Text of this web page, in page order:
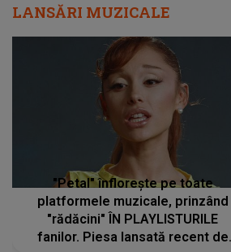
LANSĂRI MUZICALE
"Petal" înflorește pe toate
platformele muzicale, prinzând
"rădăcini" ÎN PLAYLISTURILE
fanilor. Piesa lansată recent de